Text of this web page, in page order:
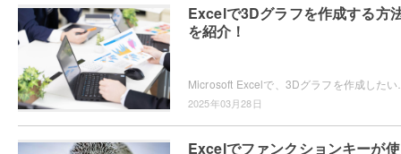
Excelで3Dグラフを作成する方
を紹介！
2025年03月28日
Excelでファンクションキーが